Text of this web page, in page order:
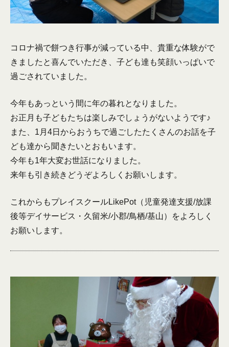
コロナ禍で餅つき行事が減っている中、貴重な体験がで
きましたと喜んでいただき、子ども達も笑顔いっぱいで
過ごされていました。
今年もあっという間に年の暮れとなりました。
お正月も子どもたちは楽しみでしょうがないようです♪
また、1月4日からおうちで過ごしたたくさんのお話を子
ども達から聞きたいとおもいます。
今年も1年大変お世話になりました。
来年も引き続きどうぞよろしくお願いします。
これからもプレイスクールLikePot（児童発達支援/放課
後等デイサービス・久留米/小郡/鳥栖/基山）をよろしく
お願いします。